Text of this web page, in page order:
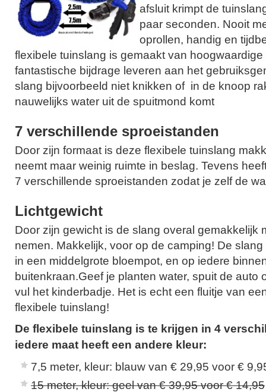
afsluit krimpt de
paar seconden. Nooit
oprollen, handig en
flexibele tuinslang is gemaakt van
fantastische bijdrage leveren aan het
slang bijvoorbeeld niet knikken of in de knoop
nauwelijks water uit de spuitmond komt
7 verschillende sproeistanden
Door zijn formaat is deze flexibele tuinslang
neemt maar weinig ruimte in beslag. Tevens
7 verschillende sproeistanden zodat je zelf de
Lichtgewicht
Door zijn gewicht is de slang overal gemakkelijk
nemen. Makkelijk, voor op de camping! De
in een middelgrote bloempot, en op iedere
buitenkraan.Geef je planten water, spuit de auto
vul het kinderbadje. Het is echt een fluitje van
flexibele tuinslang!
De flexibele tuinslang is te krijgen in 4
iedere maat heeft een andere kleur:
7,5 meter, kleur: blauw van € 29,95 voor €
15 meter, kleur: geel van € 39,95 voor € 14,95